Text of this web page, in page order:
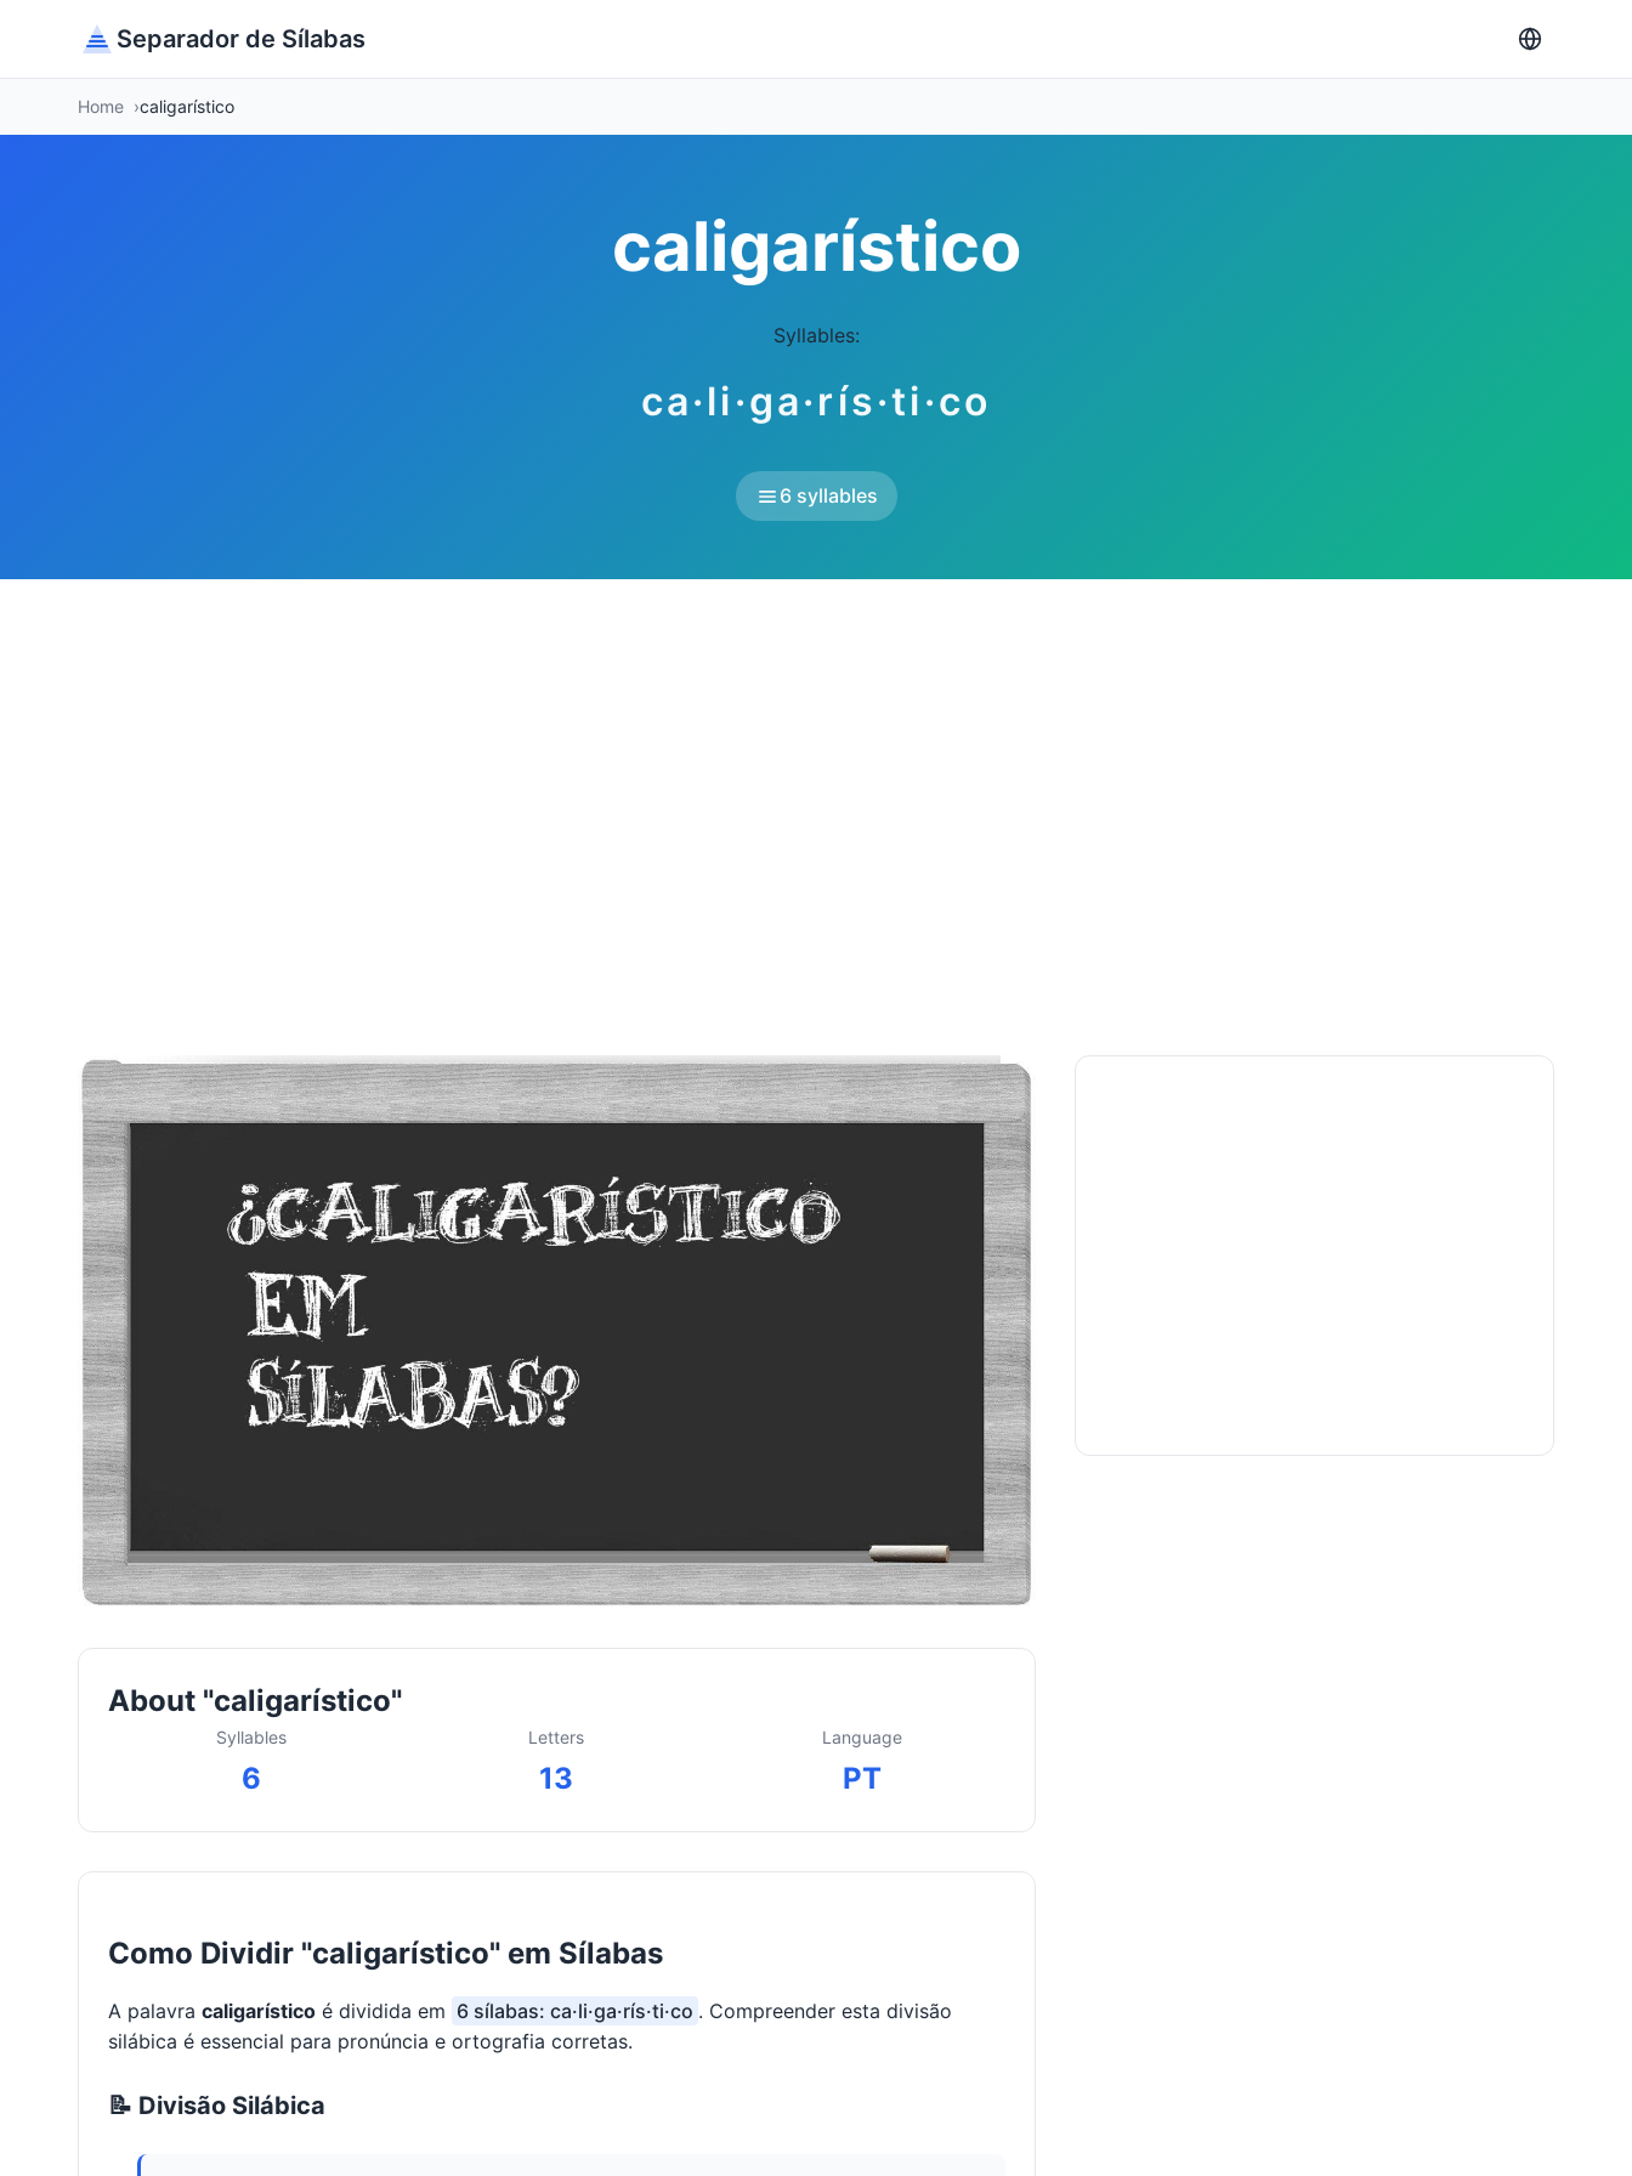
Separador de Sílabas
Home caligarístico
caligarístico
Syllables:
ca·li·ga·rís·ti·co
6 syllables
About "caligarístico"
Syllables
6
Letters
13
Language
PT
Como Dividir "caligarístico" em Sílabas
A palavra caligarístico é dividida em 6 sílabas: ca·li·ga·rís·ti·co . Compreender esta divisão
silábica é essencial para pronúncia e ortografia corretas.
📝 Divisão Silábica